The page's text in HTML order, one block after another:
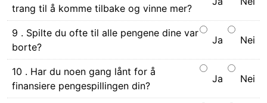
trang til å komme tilbake og vinne mer?
9 . Spilte du ofte til alle pengene dine var
borte?
Ja Nei
10 . Har du noen gang lånt for å
finansiere pengespillingen din?
Ja Nei